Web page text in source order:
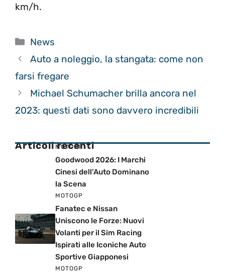
km/h.
Categorie
News
Auto a noleggio, la stangata: come non
farsi fregare
Michael Schumacher brilla ancora nel
2023: questi dati sono davvero incredibili
Articoli recenti
MOTOGP
Goodwood 2026: I Marchi
Cinesi dell’Auto Dominano
la Scena
MOTOGP
Fanatec e Nissan
Uniscono le Forze: Nuovi
Volanti per il Sim Racing
Ispirati alle Iconiche Auto
Sportive Giapponesi
MOTOGP